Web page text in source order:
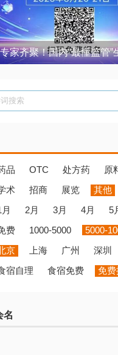
家齐聚！国内“最懂监管
搜索
品 OTC 处方药 原
术 招商 展览
其他
月 2月 3月 4月 5
费 1000-5000 5000-
京 上海 广州 深圳
宿自理 食宿免费 免费
名